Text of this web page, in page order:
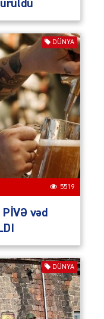
DÜNYA
5519
PİVƏ vəd
DÜNYA